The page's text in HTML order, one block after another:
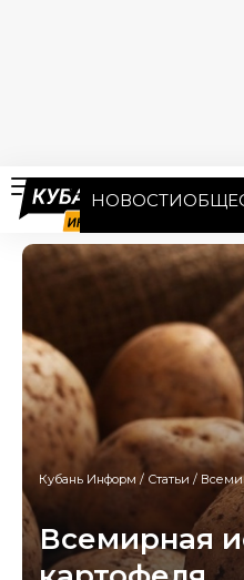
НОВОСТИ
Кубань Информ / Статьи /
Всемирная